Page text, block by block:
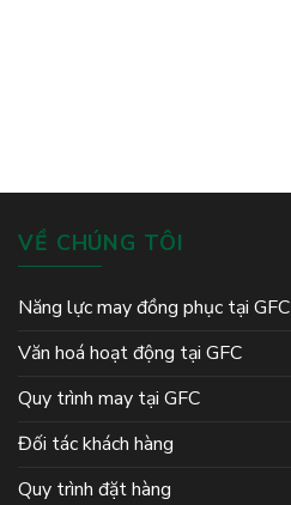
VỀ CHÚNG TÔI
Năng lực may đồng phục tại GFC
Văn hoá hoạt động tại GFC
Quy trình may tại GFC
Đối tác khách hàng
Quy trình đặt hàng